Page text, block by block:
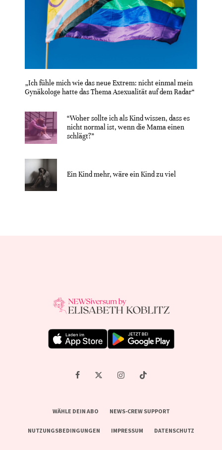
„Ich fühle mich wie das neue Extrem: nicht einmal mein
Gynäkologe hatte das Thema Asexualität auf dem Radar“
“Woher sollte ich als Kind wissen, dass es
nicht normal ist, wenn die Mama einen
schlägt?”
Ein Kind mehr, wäre ein Kind zu viel
WÄHLE DEIN ABO NEWS-CREW SUPPORT
NUTZUNGSBEDINGUNGEN IMPRESSUM DATENSCHUTZ